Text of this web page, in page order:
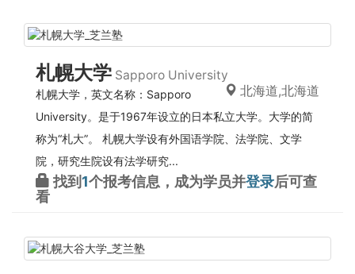
札幌大学 Sapporo University
北海道,北海道
札幌大学，英文名称：Sapporo
University。是于1967年设立的日本私立大学。大学的简
称为“札大”。 札幌大学设有外国语学院、法学院、文学
院，研究生院设有法学研究...
找到 1个报考信息，成为学员并登录后可查
看